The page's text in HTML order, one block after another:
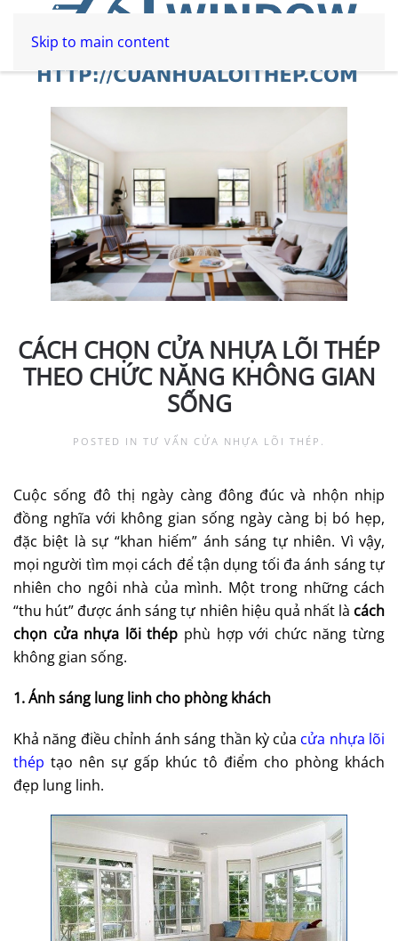
Skip to main content
CÁCH CHỌN CỬA NHỰA LÕI THÉP
THEO CHỨC NĂNG KHÔNG GIAN
SỐNG
POSTED IN TƯ VẤN CỬA NHỰA LÕI THÉP
Cuộc sống đô thị ngày càng đông đúc và nhộn nhịp
đồng nghĩa với không gian sống ngày càng bị bó hẹp,
đặc biệt là sự “khan hiếm” ánh sáng tự nhiên. Vì vậy,
mọi người tìm mọi cách để tận dụng tối đa ánh sáng tự
nhiên cho ngôi nhà của mình. Một trong những cách
“thu hút” được ánh sáng tự nhiên hiệu quả nhất là cách
chọn cửa nhựa lõi thép phù hợp với chức năng từng
không gian sống.
1. Ánh sáng lung linh cho phòng khách
Khả năng điều chỉnh ánh sáng thần kỳ của cửa nhựa lõi
thép tạo nên sự gấp khúc tô điểm cho phòng khách
đẹp lung linh.